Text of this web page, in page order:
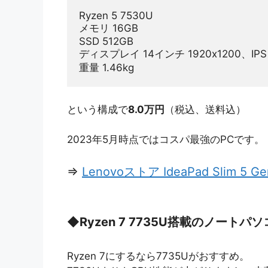
Ryzen 5 7530U
メモリ 16GB
SSD 512GB
ディスプレイ 14インチ 1920x1200、IPS
重量 1.46kg
という構成で8.0万円 （税込、送料込）
2023年5月時点ではコスパ最強のPCです。
⇒ Lenovoストア IdeaPad Slim 5
◆Ryzen 7 7735U搭載のノートパソ
Ryzen 7にするなら7735Uがおすすめ。